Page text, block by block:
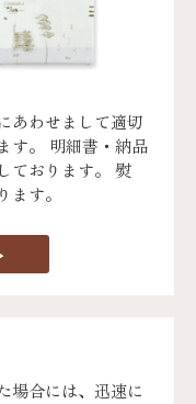
あわせまして適切
す。 明細書・納品
ております。 熨
す。
場合には、迅速に